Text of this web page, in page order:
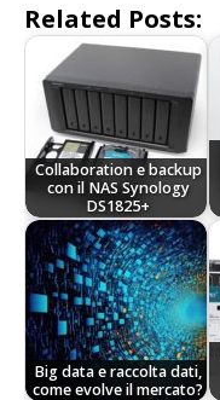
Related Posts:
Collaboration e backup
con il NAS Synology
DS1825+
Big data e raccolta dati,
come evolve il mercato?